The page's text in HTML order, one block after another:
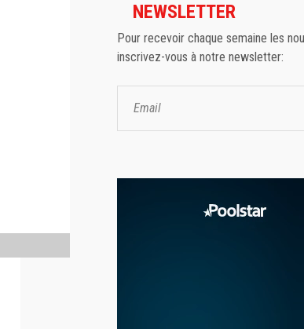
NEWSLETTER
Pour recevoir chaque semaine les
inscrivez-vous à notre newsletter: